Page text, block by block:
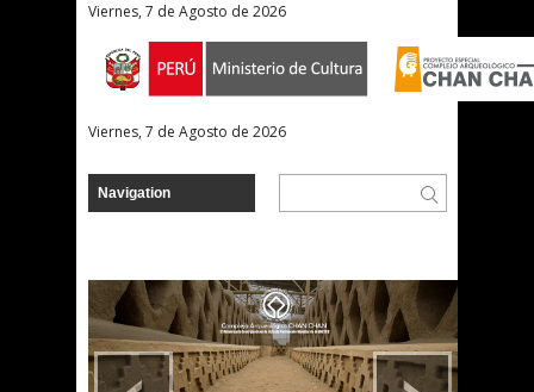
Viernes, 7 de Agosto de 2026
Viernes, 7 de Agosto de 2026